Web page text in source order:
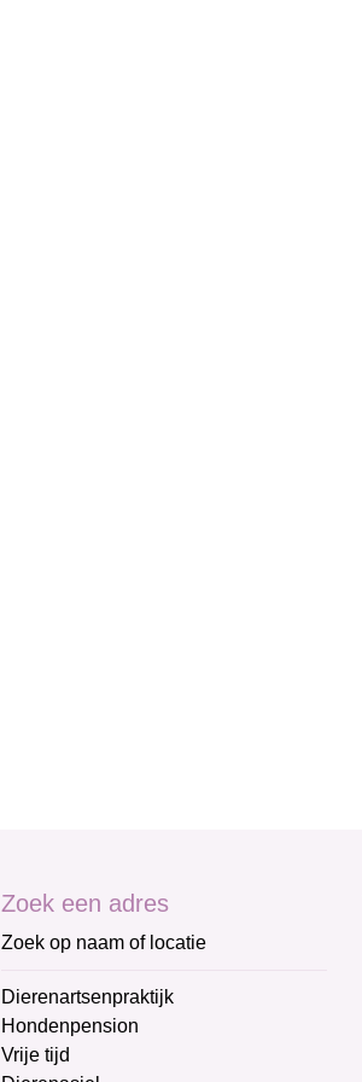
Zoek een adres
Zoek op naam of locatie
Dierenartsenpraktijk
Hondenpension
Vrije tijd